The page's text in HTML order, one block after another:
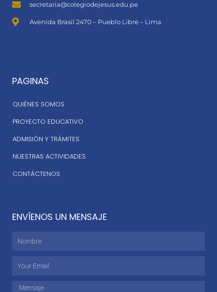
secretaria@colegiodejesus.edu.pe
Avenida Brasil 2470 – Pueblo Libre – Lima
PAGINAS
QUIÉNES SOMOS
PROYECTO EDUCATIVO
ADMISIÓN Y TRÁMITES
NUESTRAS ACTIVIDADES
CONTÁCTENOS
ENVÍENOS UN MENSAJE
Nombre
Mensaje